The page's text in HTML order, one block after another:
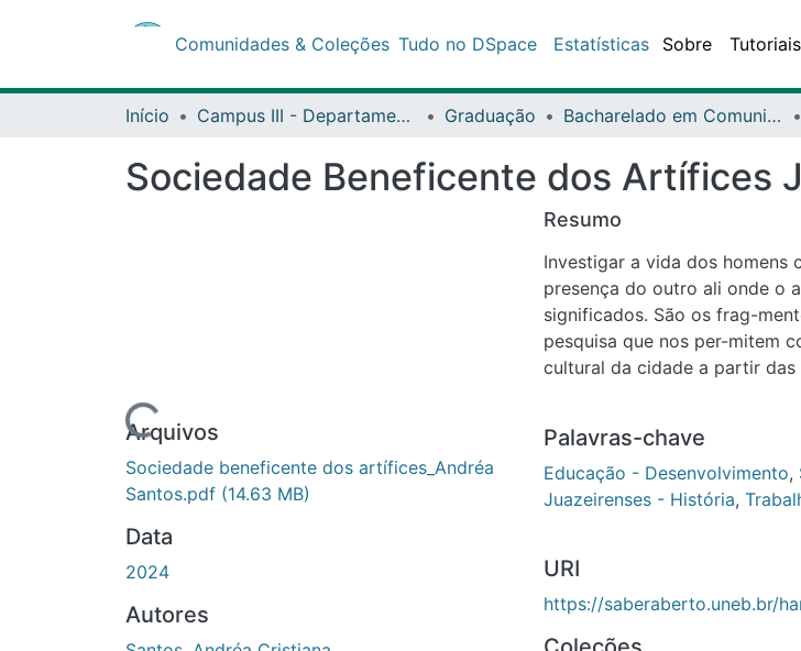
Comunidades & Coleções Tudo no DSpace Estatísticas Sobre Tutoriais
Início Campus III - Departamento de Ciências Humanas (DCH) - Juazeiro Graduação Bacharelado em Comunicação Social - Jornalismo em Multimeios - DCH3
Sociedade Beneficente dos Artífices
Carregando...
Arquivos
Sociedade beneficente dos artífices_Andréa
Santos.pdf(14.63 MB)
Data
2024
Autores
Resumo
Investigar a vida dos homens
presença do outro ali onde o
significados. São os frag-mentos
que nos per-mitem compor na
a partir das iniciativas de luta e
Palavras-chave
Educação - Desenvolvimento,
Juazeirenses - História,
URI
https://saberaberto.uneb.br/